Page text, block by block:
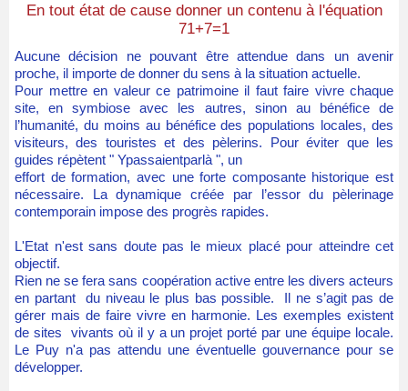
En tout état de cause donner un contenu à l'équation
71+7=1
Aucune décision ne pouvant être attendue dans un avenir
proche, il importe de donner du sens à la situation actuelle.
Pour mettre en valeur ce patrimoine il faut faire vivre chaque
site, en symbiose avec les autres, sinon au bénéfice de
l’humanité, du moins au bénéfice des populations locales, des
visiteurs, des touristes et des pèlerins. Pour éviter que les
guides répètent " Ypassaientparlà ", un
effort de formation, avec une forte composante historique est
nécessaire. La dynamique créée par l’essor du pèlerinage
contemporain impose des progrès rapides.
L'Etat n'est sans doute pas le mieux placé pour atteindre cet
objectif.
Rien ne se fera sans coopération active entre les divers acteurs
en partant du niveau le plus bas possible. Il ne s’agit pas de
gérer mais de faire vivre en harmonie. Les exemples existent
de sites vivants où il y a un projet porté par une équipe locale.
Le Puy n'a pas attendu une éventuelle gouvernance pour se
développer.